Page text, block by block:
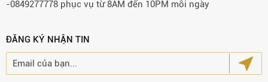
-0849277778 phục vụ từ 8AM đến 10PM mỗi ngày
ĐĂNG KÝ NHẬN TIN